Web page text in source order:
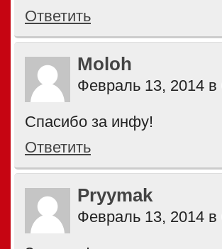
Ответить
Moloh
Февраль 13, 2014 в
Спасибо за инфу!
Ответить
Pryymak
Февраль 13, 2014 в